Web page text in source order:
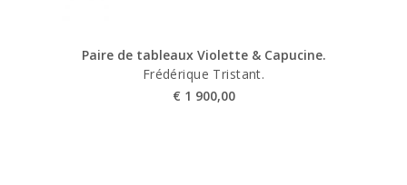
Paire de tableaux Violette & Capucine.
Frédérique Tristant.
€ 1 900,00